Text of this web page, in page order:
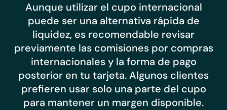
Aunque utilizar el cupo internacional
puede ser una alternativa rápida de
liquidez, es recomendable revisar
previamente las comisiones por compras
internacionales y la forma de pago
posterior en tu tarjeta. Algunos clientes
prefieren usar solo una parte del cupo
para mantener un margen disponible.